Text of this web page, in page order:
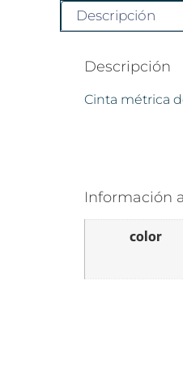
Descripción
Descripción
Cinta métrica
Información
color